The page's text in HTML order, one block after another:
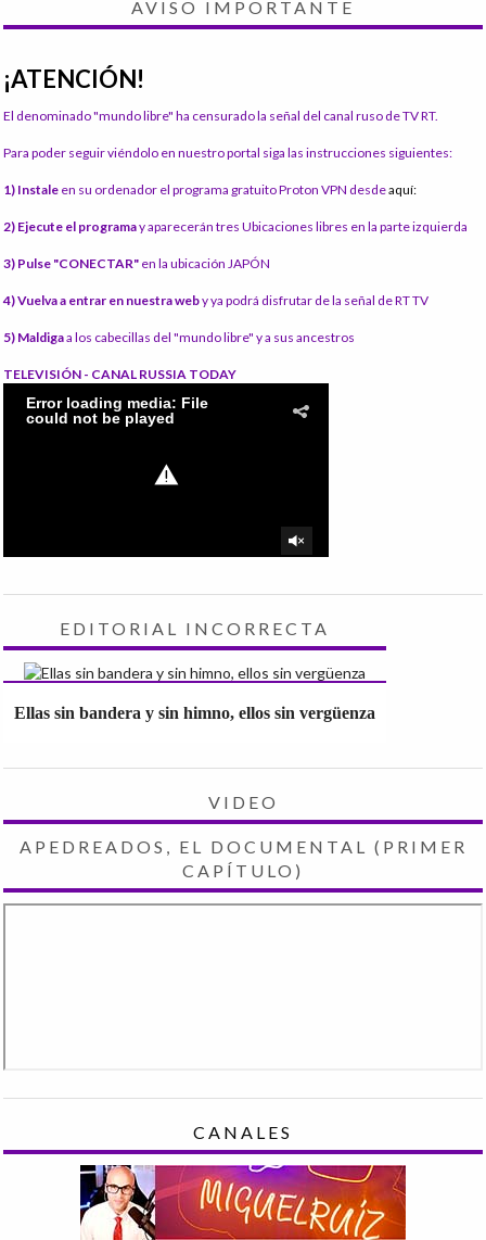
AVISO IMPORTANTE
¡ATENCIÓN!
El denominado "mundo libre" ha censurado la señal del canal ruso de TV RT.
Para poder seguir viéndolo en nuestro portal siga las instrucciones siguientes:
1) Instale en su ordenador el programa gratuito Proton VPN desdeaquí:
2) Ejecute el programay aparecerán tres Ubicaciones libres en la parte izquierda
3) Pulse "CONECTAR" en la ubicación JAPÓN
4) Vuelva a entrar en nuestra weby ya podrá disfrutar de la señal de RT TV
5) Maldigaa los cabecillas del "mundo libre" y a sus ancestros
TELEVISIÓN - CANAL RUSSIA TODAY
EDITORIAL INCORRECTA
Ellas sin bandera y sin himno, ellos sin vergüenza
VIDEO
APEDREADOS, EL DOCUMENTAL (PRIMER
CAPÍTULO)
CANALES